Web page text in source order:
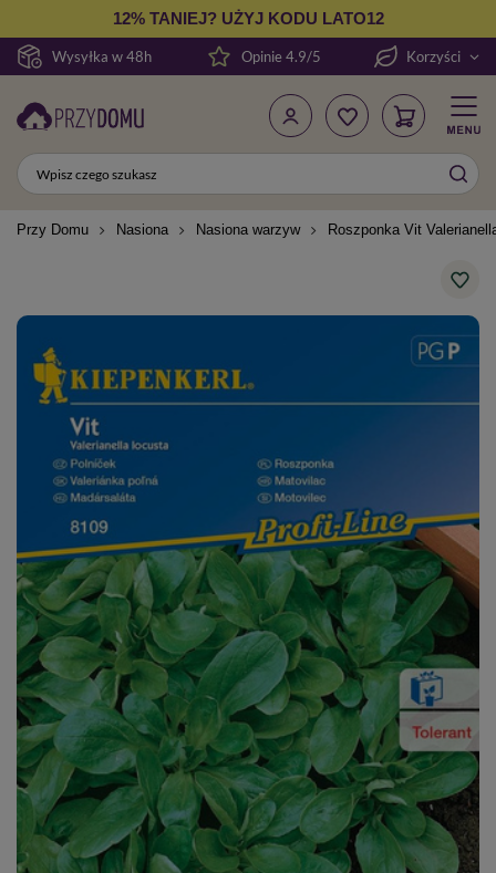
Wysyłka w 48h
12% TANIEJ? UŻYJ KODU LATO12
Opinie 4.9/5 Korzyści
Przy Domu Nasiona Nasiona warzyw Roszponka Vit